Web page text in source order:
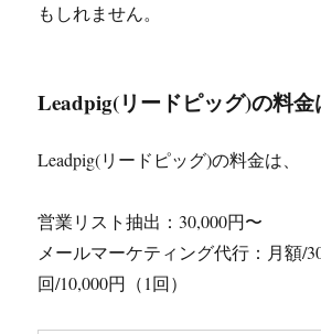
もしれません。
Leadpig(リードピッグ)の料金
Leadpig(リードピッグ)の料金は、
営業リスト抽出：30,000円〜
メールマーケティング代行：月額/
回/10,000円（1回）